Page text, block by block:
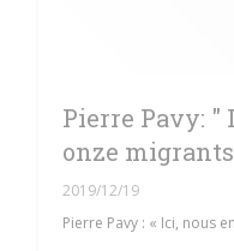
Pierre Pavy: "
onze
2019/12/19
Pierre Pavy : « Ici, nous